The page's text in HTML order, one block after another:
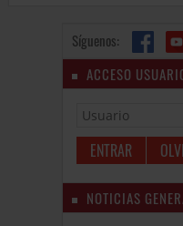
Síguenos:
ACCESO
NOTICIAS